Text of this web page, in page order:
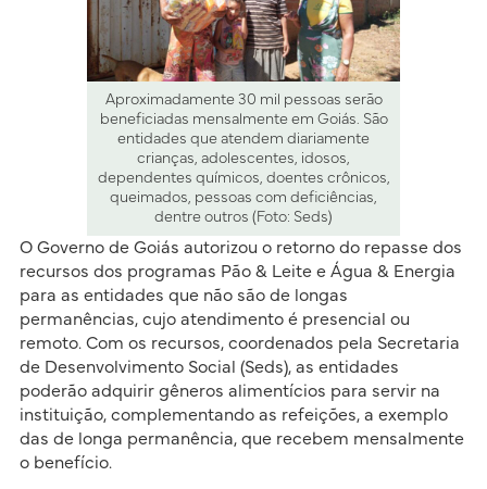
Aproximadamente 30 mil pessoas serão
beneficiadas mensalmente em Goiás. São
entidades que atendem diariamente
crianças, adolescentes, idosos,
dependentes químicos, doentes crônicos,
queimados, pessoas com deficiências,
dentre outros (Foto: Seds)
O Governo de Goiás autorizou o retorno do repasse dos
recursos dos programas Pão & Leite e Água & Energia
para as entidades que não são de longas
permanências, cujo atendimento é presencial ou
remoto. Com os recursos, coordenados pela Secretaria
de Desenvolvimento Social (Seds), as entidades
poderão adquirir gêneros alimentícios para servir na
instituição, complementando as refeições, a exemplo
das de longa permanência, que recebem mensalmente
o benefício.